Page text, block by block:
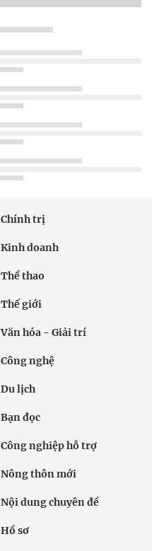
Chính trị
Kinh doanh
Thể thao
Thế giới
Văn hóa - Giải trí
Công nghệ
Du lịch
Bạn đọc
Công nghiệp hỗ trợ
Nông thôn mới
Nội dung chuyên đề
Hồ sơ